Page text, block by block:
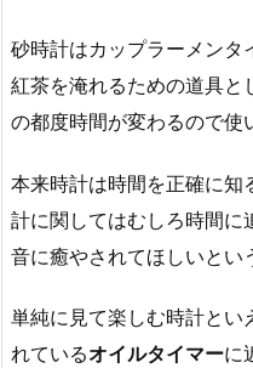
砂時計はカップラーメンタ
紅茶を淹れるための道具と
の都度時間が変わるので使
本来時計は時間を正確に知
計に関してはむしろ時間に
音に癒やされてほしいとい
単純に見て楽しむ時計とい
れているオイルタイマーに